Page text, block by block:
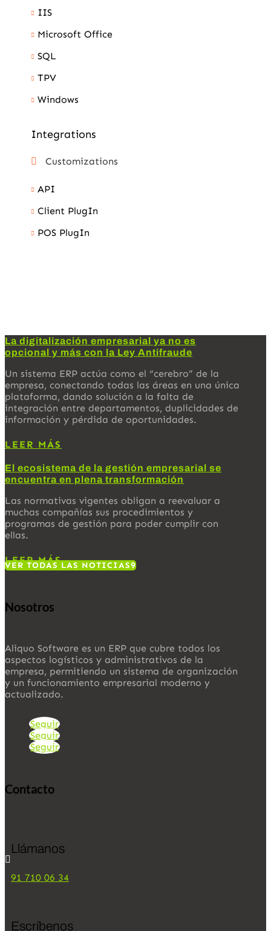
IIS
Microsoft Office
SQL
TPV
Windows
Integrations
Customizations
API
Client PlugIn
POS PlugIn
La digitalización empresarial ya no es
opcional y más con la Ley Antifraude
Un sistema ERP actúa como el “cerebro” de la
empresa, conectando todas las áreas en una única
plataforma, dando solución a la falta de
integración entre departamentos, duplicidades de
información y pérdida de oportunidades.
LEER MÁS
El ecosistema de la gestión empresarial se
encuentra en plena transformación
Las normativas vigentes obligan a reevaluar a
muchas compañías sus procedimientos y
programas de gestión para poder cumplir con
ellas.
LEER MÁS
VER TODAS LAS NOTICIAS
Nosotros
Aliquo Software es un ERP que cubre todos los
aspectos logísticos y administrativos de la
empresa, permitiendo un sistema de organización
y un funcionamiento empresarial moderno y
actualizado.
Seguir
Seguir
Seguir
Contacto

Llámanos
91 710 06 34
Escríbenos